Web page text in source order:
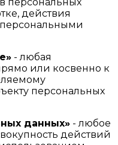
действия
- любая
или косвенно к
персональных
данных» - любое
действий